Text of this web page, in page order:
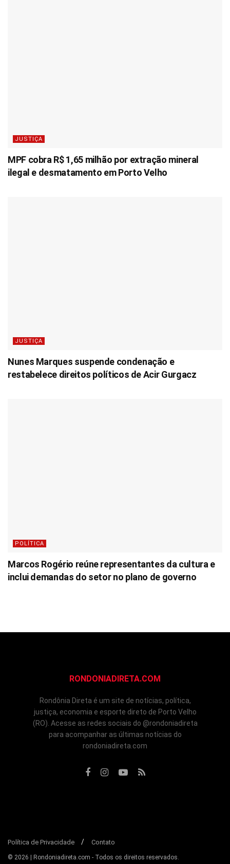
JUSTIÇA
MPF cobra R$ 1,65 milhão por extração mineral
ilegal e desmatamento em Porto Velho
JUSTIÇA
Nunes Marques suspende condenação e
restabelece direitos políticos de Acir Gurgacz
POLÍTICA
Marcos Rogério reúne representantes da cultura e
inclui demandas do setor no plano de governo
RONDONIADIRETA.COM
Rondônia Direta é um site de notícias, política,
justiça, economia e esporte direto de Porto Velho
(RO). Acesse as redes sociais do @rondoniadireta
para acompanhar as últimas notícias do
rondoniadireta.com
Política de Privacidade Contato
© 2026 | Rondoniadireta.com - Todos os direitos reservados.